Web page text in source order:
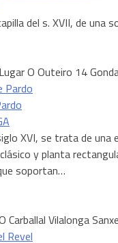
del s. XVII, de una
Lugar O Outeiro 14
XVI, se trata de una
y planta
soportan…
Carballal Vilalonga